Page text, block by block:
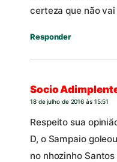
certeza que não
Responder
Socio
18 de julho de 2016 às 15:51
Respeito sua
D, o Sampaio
no nhozinho